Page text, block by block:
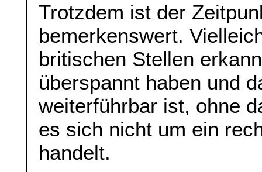
Trotzdem ist der
bemerkenswert.
britischen Stellen
überspannt haben und
weiterführbar ist, ohne
es sich nicht um ein
handelt.